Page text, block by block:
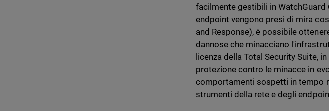
facilmente gestibili in WatchGuard
endpoint vengono presi di mira
and Response), è possibile
dannose che minacciano
licenza della Total Security Suite,
protezione contro le minacce in
comportamenti sospetti in tempo
strumenti della rete e degli